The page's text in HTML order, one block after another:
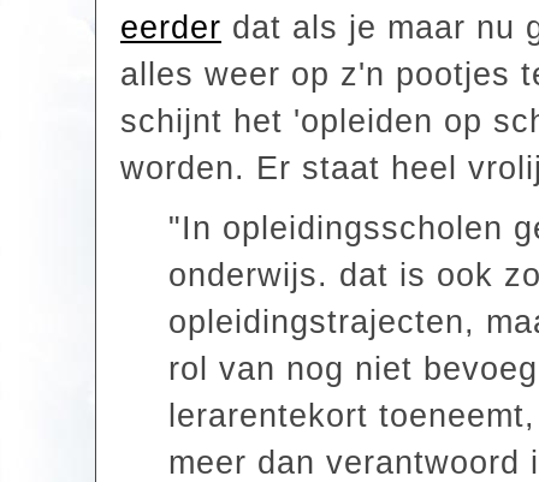
eerder dat als je maar nu
alles weer op z'n pootjes
schijnt het 'opleiden op
worden. Er staat heel
"In opleidingsscholen
onderwijs. dat is ook
opleidingstrajecten,
rol van nog niet
lerarentekort
meer dan verantwoord